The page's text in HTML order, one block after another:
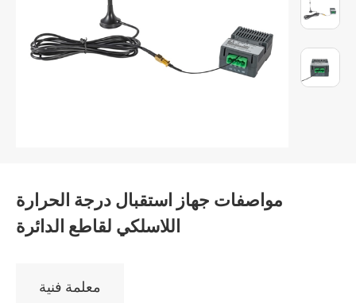
مواصفات جهاز استقبال درجة الحرارة
اللاسلكي لقاطع الدائرة
معلمة فنية